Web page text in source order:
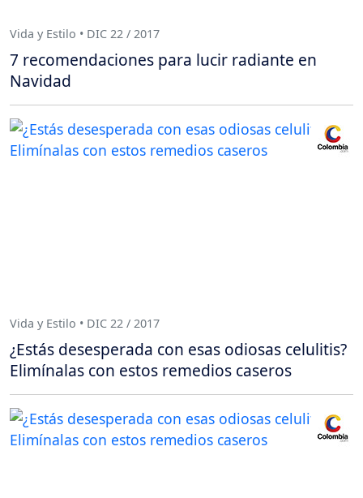
Vida y Estilo • DIC 22 / 2017
7 recomendaciones para lucir radiante en
Navidad
Vida y Estilo • DIC 22 / 2017
¿Estás desesperada con esas odiosas celulitis?
Elimínalas con estos remedios caseros